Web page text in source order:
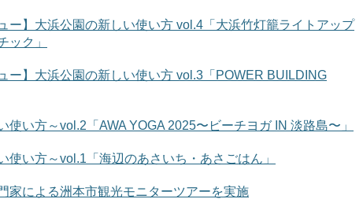
ー】大浜公園の新しい使い方 vol.4「大浜竹灯籠ライトアップ
ック」
ー】大浜公園の新しい使い方 vol.3「POWER BUILDING
使い方～vol.2「AWA YOGA 2025〜ビーチヨガ IN 淡路島〜」
使い方～vol.1「海辺のあさいち・あさごはん」
家による洲本市観光モニターツアーを実施